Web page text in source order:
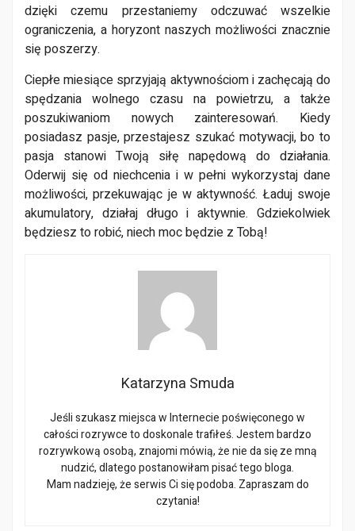
dzięki czemu przestaniemy odczuwać wszelkie
ograniczenia, a horyzont naszych możliwości znacznie
się poszerzy.
Ciepłe miesiące sprzyjają aktywnościom i zachęcają do
spędzania wolnego czasu na powietrzu, a także
poszukiwaniom nowych zainteresowań. Kiedy
posiadasz pasje, przestajesz szukać motywacji, bo to
pasja stanowi Twoją siłę napędową do działania.
Oderwij się od niechcenia i w pełni wykorzystaj dane
możliwości, przekuwając je w aktywność. Ładuj swoje
akumulatory, działaj długo i aktywnie. Gdziekolwiek
będziesz to robić, niech moc będzie z Tobą!
Katarzyna Smuda
Jeśli szukasz miejsca w Internecie poświęconego w
całości rozrywce to doskonale trafiłeś. Jestem bardzo
rozrywkową osobą, znajomi mówią, że nie da się ze mną
nudzić, dlatego postanowiłam pisać tego bloga.
Mam nadzieję, że serwis Ci się podoba. Zapraszam do
czytania!